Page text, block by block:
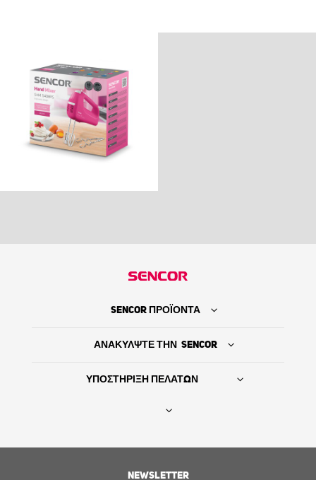
SENCOR ΠΡΟΪΟΝΤΑ
ΑΝΑΚΥΛΨΤΕ ΤΗΝ SENCOR
ΥΠΟΣΤΗΡΙΞΗ ΠΕΛΑΤΩΝ
NEWSLETTER